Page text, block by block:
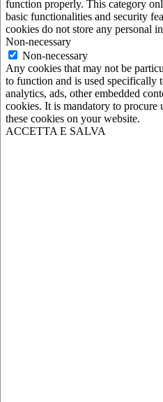
function properly. This category
basic functionalities and security
cookies do not store any personal
Non-necessary
Non-necessary
Any cookies that may not be
to function and is used specifically
analytics, ads, other embedded
cookies. It is mandatory to procure
these cookies on your website.
ACCETTA E SALVA